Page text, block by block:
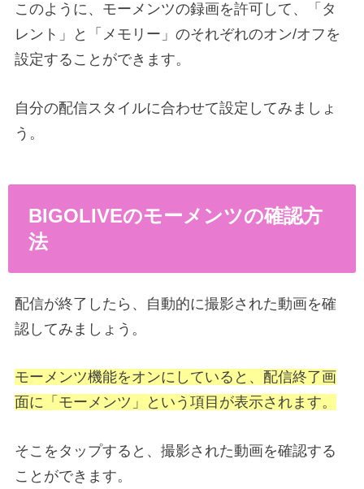
このように、モーメンツの録画を許可して、「タ
レント」と「メモリー」のそれぞれのオン/オフを
設定することができます。
自分の配信スタイルに合わせて設定してみましょ
う。
BIGOLIVEのモーメンツの確認方
法
配信が終了したら、自動的に撮影された動画を確
認してみましょう。
モーメンツ機能をオンにしていると、配信終了画
面に「モーメンツ」という項目が表示されます。
そこをタップすると、撮影された動画を確認する
ことができます。